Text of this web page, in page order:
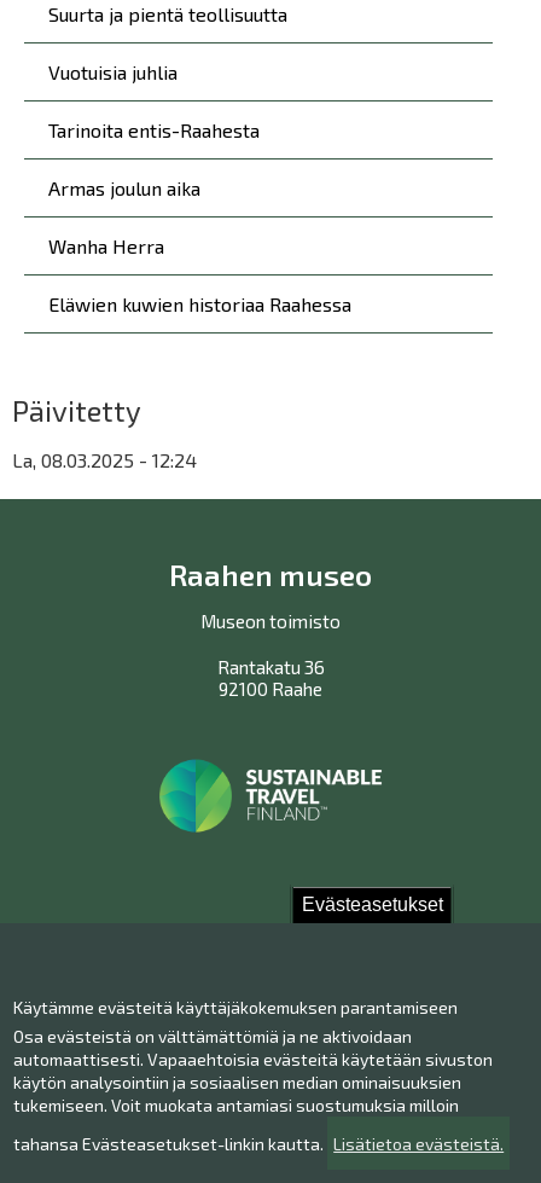
Evästeasetukset
Käytämme evästeitä käyttäjäkokemuksen parantamiseen
Osa evästeistä on välttämättömiä ja ne aktivoidaan
automaattisesti. Vapaaehtoisia evästeitä käytetään sivuston
käytön analysointiin ja sosiaalisen median ominaisuuksien
tukemiseen. Voit muokata antamiasi suostumuksia milloin
tahansa Evästeasetukset-linkin kautta. Lisätietoa evästeistä.
Suurta ja pientä teollisuutta
Vuotuisia juhlia
Tarinoita entis-Raahesta
Armas joulun aika
Wanha Herra
Eläwien kuwien historiaa Raahessa
Päivitetty
La, 08.03.2025 - 12:24
Raahen museo
Museon toimisto
Rantakatu 36
92100 Raahe
Yhteystiedot
Henkilökunta
Anna palautetta
Museo Facebookissa
Museo Instagramissa